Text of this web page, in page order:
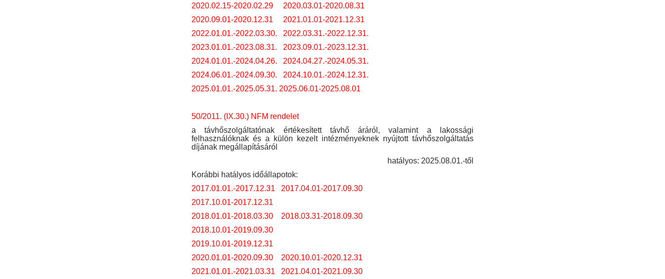
2020.02.15-2020.02.29
2020.03.01-2020.08.31
2020.09.01-2020.12.31
2021.01.01-2021.12.31
2022.01.01.-2022.03.30.
2022.03.31.-2022.12.31.
2023.01.01.-2023.08.31.
2023.09.01.-2023.12.31.
2024.01.01.-2024.04.26.
2024.04.27.-2024.05.31.
2024.06.01.-2024.09.30.
2024.10.01.-2024.12.31.
2025.01.01.-2025.05.31. 2025.06.01-2025.08.01
50/2011. (IX.30.) NFM rendelet
a távhőszolgáltatónak értékesített távhő áráról, valamint a lakossági
felhasználóknak és a külön kezelt intézményeknek nyújtott távhőszolgáltatás
díjának megállapításáról
hatályos: 2025.08.01.-től
Korábbi hatályos időállapotok:
2017.01.01.-2017.12.31
2017.04.01-2017.09.30
2017.10.01-2017.12.31
2018.01.01-2018.03.30
2018.03.31-2018.09.30
2018.10.01-2019.09.30
2019.10.01-2019.12.31
2020.01.01-2020.09.30
2020.10.01-2020.12.31
2021.01.01.-2021.03.31
2021.04.01-2021.09.30